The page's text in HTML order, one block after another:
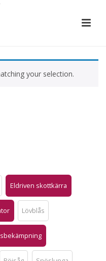
your selection.
Eldriven skottkärra
Lövblås